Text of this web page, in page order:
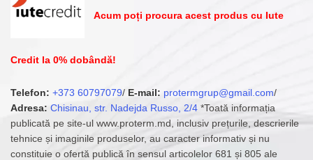
Acum poți procura acest produs cu Iute
Credit la 0% dobândă!
Telefon: +373 60797079/ E-mail: protermgrup@gmail.com/
Adresa: Chisinau, str. Nadejda Russo, 2/4 *Toată informația
publicată pe site-ul www.proterm.md, inclusiv prețurile, descrierile
tehnice și imaginile produselor, au caracter informativ și nu
constituie o ofertă publică în sensul articolelor 681 și 805 ale